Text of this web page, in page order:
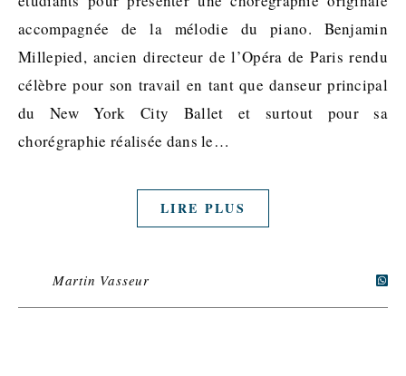
accompagnée de la mélodie du piano. Benjamin
Millepied, ancien directeur de l’Opéra de Paris rendu
célèbre pour son travail en tant que danseur principal
du New York City Ballet et surtout pour sa
chorégraphie réalisée dans le…
LIRE PLUS
Martin Vasseur